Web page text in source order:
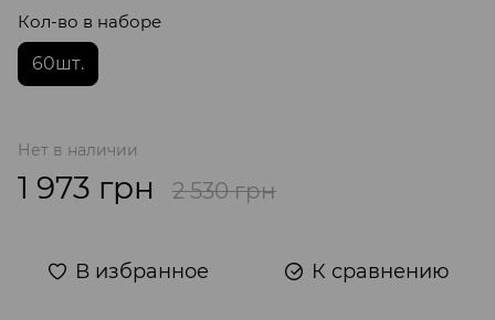
Кол-во в наборе
60шт.
Нет в наличии
1 973 грн 2 530 грн
В избранное К сравнению